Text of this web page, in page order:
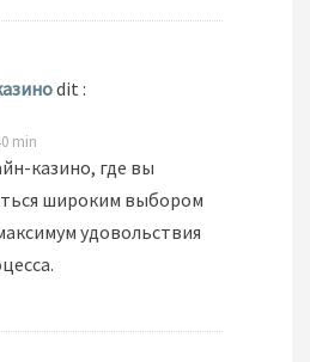
dit :
min
казино, где вы
широким выбором
удовольствия